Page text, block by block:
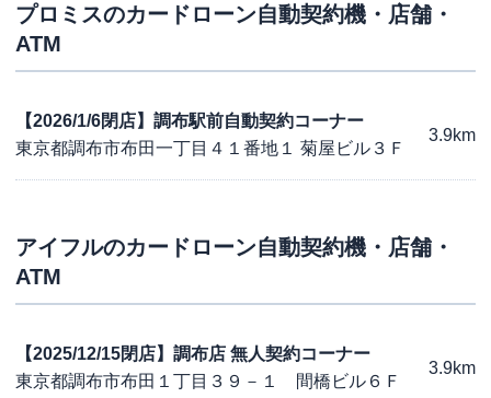
プロミスのカードローン自動契約機・店舗・
ATM
【2026/1/6閉店】調布駅前自動契約コーナー
東京都調布市布田一丁目４１番地１ 菊屋ビル３Ｆ
3.9km
アイフルのカードローン自動契約機・店舗・
ATM
【2025/12/15閉店】調布店 無人契約コーナー
東京都調布市布田１丁目３９－１ 間橋ビル６Ｆ
3.9km